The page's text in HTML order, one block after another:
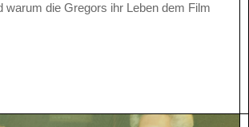
warum die Gregors ihr Leben dem Film